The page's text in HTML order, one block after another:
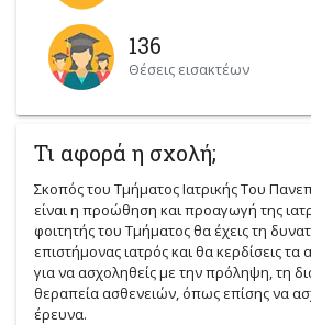
136
Θέσεις εισακτέων
Τι αφορά η σχολή;
Σκοπός του Τμήματος Ιατρικής Του
είναι η προώθηση και προαγωγή της
φοιτητής του Τμήματος θα έχεις τη
επιστήμονας ιατρός και θα κερδίσεις
για να ασχοληθείς με την πρόληψη, τη
θεραπεία ασθενειών, όπως επίσης να
έρευνα.